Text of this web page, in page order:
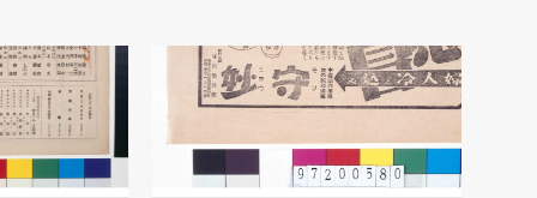
「守妙」広告
宝丹本舗 守田治兵衛/製作
江戸東京博物館